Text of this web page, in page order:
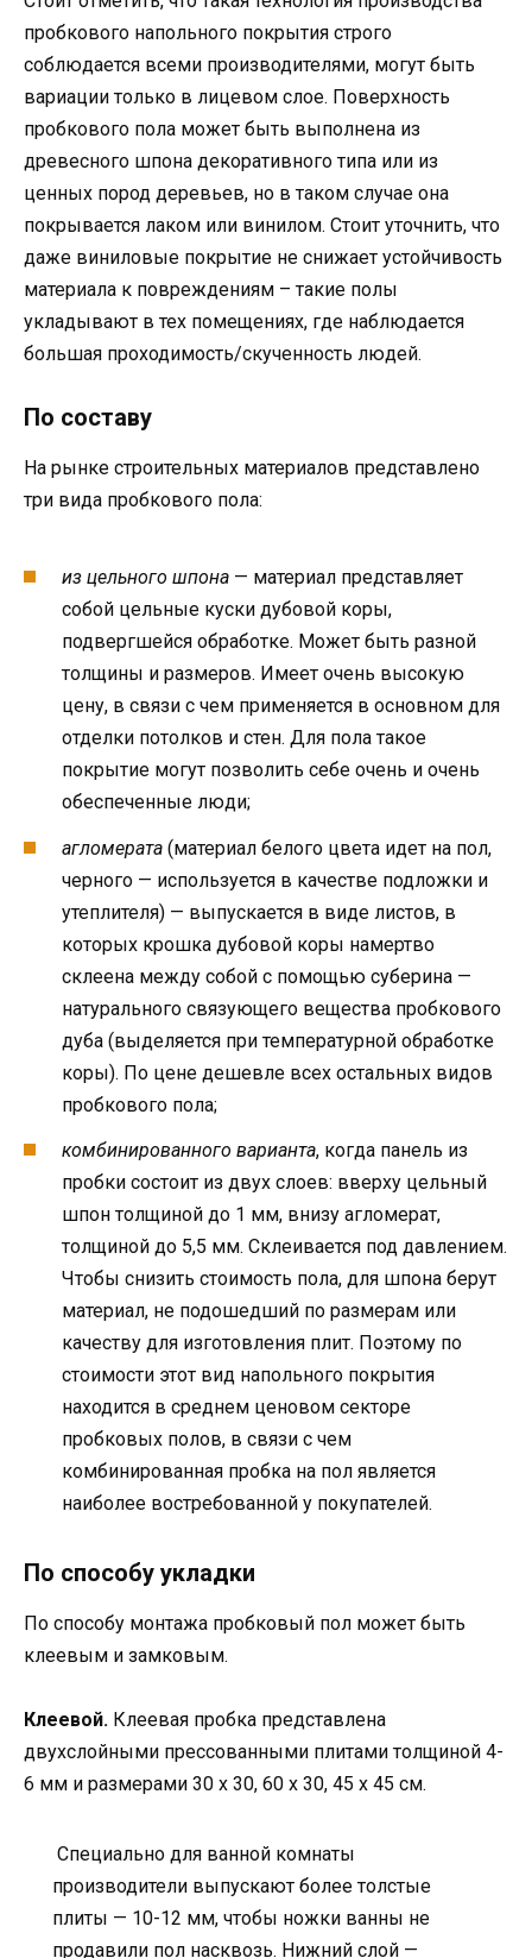
пробкового напольного покрытия строго
соблюдается всеми производителями, могут быть
вариации только в лицевом слое. Поверхность
пробкового пола может быть выполнена из
древесного шпона декоративного типа или из
ценных пород деревьев, но в таком случае она
покрывается лаком или винилом. Стоит уточнить, что
даже виниловые покрытие не снижает устойчивость
материала к повреждениям – такие полы
укладывают в тех помещениях, где наблюдается
большая проходимость/скученность людей.
По составу
На рынке строительных материалов представлено
три вида пробкового пола:
из цельного шпона — материал представляет
собой цельные куски дубовой коры,
подвергшейся обработке. Может быть разной
толщины и размеров. Имеет очень высокую
цену, в связи с чем применяется в основном для
отделки потолков и стен. Для пола такое
покрытие могут позволить себе очень и очень
обеспеченные люди;
агломерата (материал белого цвета идет на пол,
черного — используется в качестве подложки и
утеплителя) — выпускается в виде листов, в
которых крошка дубовой коры намертво
склеена между собой с помощью суберина —
натурального связующего вещества пробкового
дуба (выделяется при температурной обработке
коры). По цене дешевле всех остальных видов
пробкового пола;
комбинированного варианта, когда панель из
пробки состоит из двух слоев: вверху цельный
шпон толщиной до 1 мм, внизу агломерат,
толщиной до 5,5 мм. Склеивается под давлением.
Чтобы снизить стоимость пола, для шпона берут
материал, не подошедший по размерам или
качеству для изготовления плит. Поэтому по
стоимости этот вид напольного покрытия
находится в среднем ценовом секторе
пробковых полов, в связи с чем
комбинированная пробка на пол является
наиболее востребованной у покупателей.
По способу укладки
По способу монтажа пробковый пол может быть
клеевым и замковым.
Клеевой. Клеевая пробка представлена
двухслойными прессованными плитами толщиной 4-
6 мм и размерами 30 х 30, 60 х 30, 45 х 45 см.
Специально для ванной комнаты
производители выпускают более толстые
плиты — 10-12 мм, чтобы ножки ванны не
продавили пол насквозь. Нижний слой —